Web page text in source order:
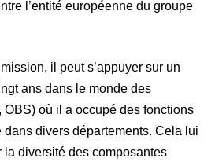
l’entité européenne du groupe
il peut s’appuyer sur un
ans dans le monde des
OBS) où il a occupé des fonctions
dans divers départements. Cela lui
la diversité des composantes